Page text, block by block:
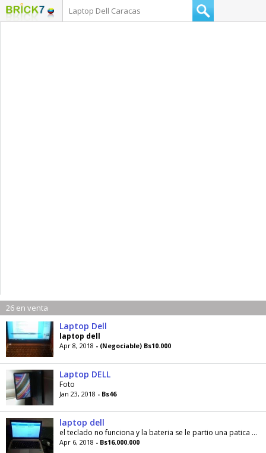
26 en venta
Laptop Dell
laptop dell
Apr 8, 2018 - (Negociable) Bs10.000
Laptop DELL
Foto
Jan 23, 2018 - Bs46
laptop dell
el teclado no funciona y la bateria se le partio una patica sin embargo funciona bien, se puede utilizar con teclado externo 100% funcional viene con...
Apr 6, 2018 - Bs16.000.000